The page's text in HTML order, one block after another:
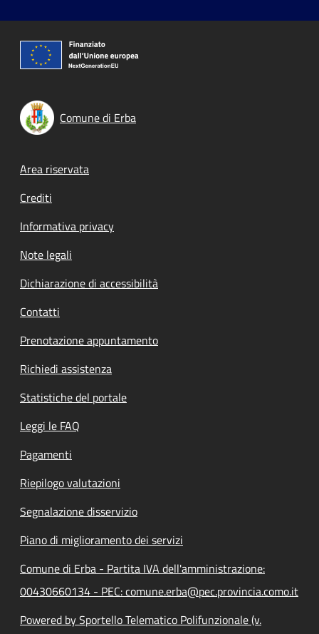
Comune di Erba
Footer menu
Area riservata
Crediti
Informativa privacy
Note legali
Dichiarazione di accessibilità
Contatti
Prenotazione appuntamento
Richiedi assistenza
Statistiche del portale
Leggi le FAQ
Pagamenti
Riepilogo valutazioni
Segnalazione disservizio
Piano di miglioramento dei servizi
Comune di Erba - Partita IVA dell'amministrazione:
00430660134 - PEC: comune.erba@pec.provincia.como.it
Powered by Sportello Telematico Polifunzionale (v.